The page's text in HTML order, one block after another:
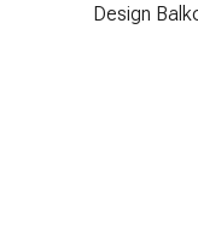
Design